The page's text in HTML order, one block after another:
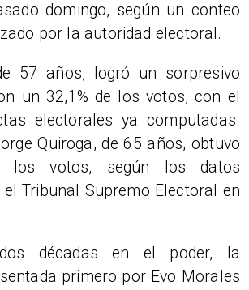
domingo, según un conteo
por la autoridad electoral.
57 años, logró un sorpresivo
un 32,1% de los votos, con el
electorales ya computadas.
Quiroga, de 65 años, obtuvo
los votos, según los datos
Tribunal Supremo Electoral en
décadas en el poder, la
primero por Evo Morales